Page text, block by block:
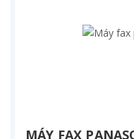
MÁY FAX